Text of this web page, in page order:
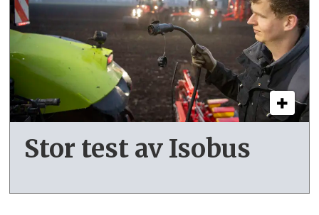
Stor test av Isobus